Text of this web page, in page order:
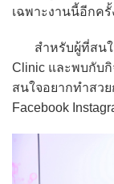
เฉพาะงานนี้อีกครั้
สำหรับผู้ที่สนใจ
Clinic และพบกับ
สนใจอยากทำสว
Facebook